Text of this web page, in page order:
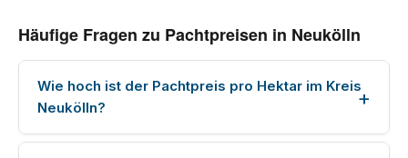
Häufige Fragen zu Pachtpreisen in Neukölln
Wie hoch ist der Pachtpreis pro Hektar im Kreis
Neukölln?